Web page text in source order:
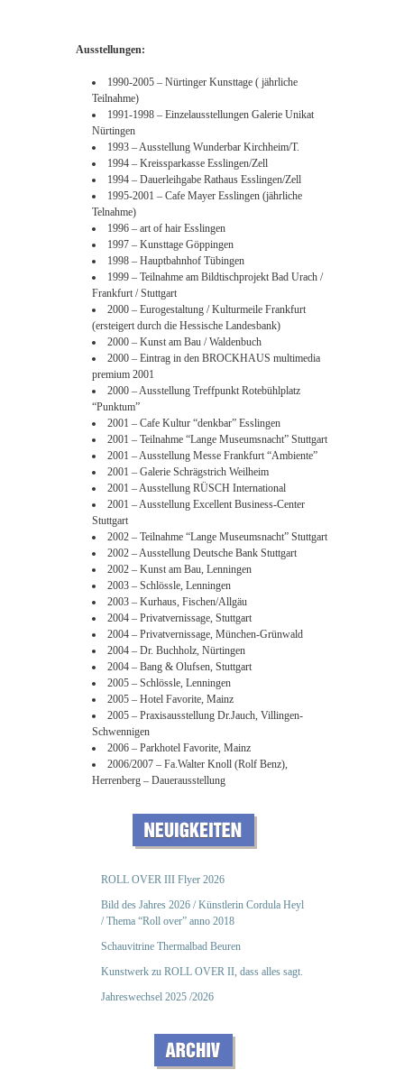
Ausstellungen:
1990-2005 – Nürtinger Kunsttage ( jährliche
Teilnahme)
1991-1998 – Einzelausstellungen Galerie Unikat
Nürtingen
1993 – Ausstellung Wunderbar Kirchheim/T.
1994 – Kreissparkasse Esslingen/Zell
1994 – Dauerleihgabe Rathaus Esslingen/Zell
1995-2001 – Cafe Mayer Esslingen (jährliche
Telnahme)
1996 – art of hair Esslingen
1997 – Kunsttage Göppingen
1998 – Hauptbahnhof Tübingen
1999 – Teilnahme am Bildtischprojekt Bad Urach /
Frankfurt / Stuttgart
2000 – Eurogestaltung / Kulturmeile Frankfurt
(ersteigert durch die Hessische Landesbank)
2000 – Kunst am Bau / Waldenbuch
2000 – Eintrag in den BROCKHAUS multimedia
premium 2001
2000 – Ausstellung Treffpunkt Rotebühlplatz
“Punktum”
2001 – Cafe Kultur “denkbar” Esslingen
2001 – Teilnahme “Lange Museumsnacht” Stuttgart
2001 – Ausstellung Messe Frankfurt “Ambiente”
2001 – Galerie Schrägstrich Weilheim
2001 – Ausstellung RÜSCH International
2001 – Ausstellung Excellent Business-Center
Stuttgart
2002 – Teilnahme “Lange Museumsnacht” Stuttgart
2002 – Ausstellung Deutsche Bank Stuttgart
2002 – Kunst am Bau, Lenningen
2003 – Schlössle, Lenningen
2003 – Kurhaus, Fischen/Allgäu
2004 – Privatvernissage, Stuttgart
2004 – Privatvernissage, München-Grünwald
2004 – Dr. Buchholz, Nürtingen
2004 – Bang & Olufsen, Stuttgart
2005 – Schlössle, Lenningen
2005 – Hotel Favorite, Mainz
2005 – Praxisausstellung Dr.Jauch, Villingen-
Schwennigen
2006 – Parkhotel Favorite, Mainz
2006/2007 – Fa.Walter Knoll (Rolf Benz),
Herrenberg – Dauerausstellung
ROLL OVER III Flyer 2026
Bild des Jahres 2026 / Künstlerin Cordula Heyl
/ Thema “Roll over” anno 2018
Schauvitrine Thermalbad Beuren
Kunstwerk zu ROLL OVER II, dass alles sagt.
Jahreswechsel 2025 /2026